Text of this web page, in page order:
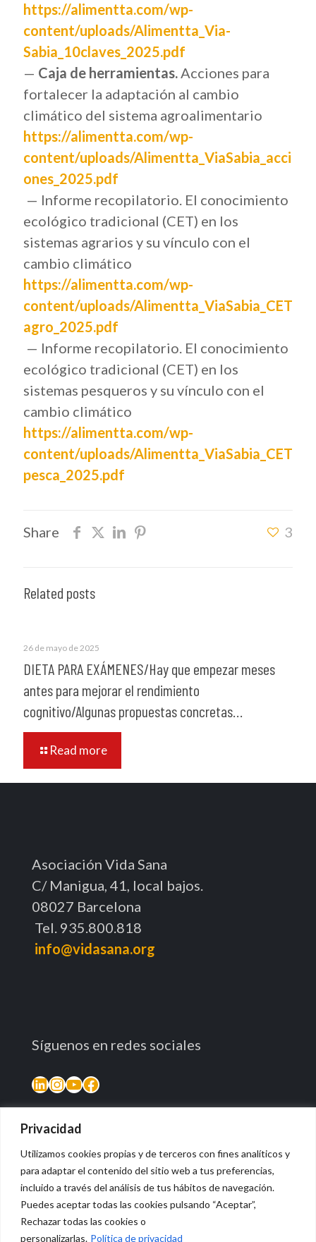
Privacidad
Utilizamos cookies propias y de terceros con fines analíticos y
para adaptar el contenido del sitio web a tus preferencias,
incluido a través del análisis de tus hábitos de navegación.
Puedes aceptar todas las cookies pulsando “Aceptar”,
Rechazar todas las cookies o
personalizarlas. Política de privacidad
https://alimentta.com/wp-
content/uploads/Alimentta_Via-
Sabia_10claves_2025.pdf
— Caja de herramientas.Acciones para
fortalecer la adaptación al cambio
climático del sistema agroalimentario
https://alimentta.com/wp-
content/uploads/Alimentta_ViaSabia_acci
ones_2025.pdf
— Informe recopilatorio. El conocimiento
ecológico tradicional (CET) en los
sistemas agrarios y su vínculo con el
cambio climático
https://alimentta.com/wp-
content/uploads/Alimentta_ViaSabia_CET
agro_2025.pdf
— Informe recopilatorio. El conocimiento
ecológico tradicional (CET) en los
sistemas pesqueros y su vínculo con el
cambio climático
https://alimentta.com/wp-
content/uploads/Alimentta_ViaSabia_CET
pesca_2025.pdf
Share 3
Related posts
26 de mayo de 2025
DIETA PARA EXÁMENES/Hay que empezar meses
antes para mejorar el rendimiento
cognitivo/Algunas propuestas concretas…
Read more
Asociación Vida Sana
C/ Manigua, 41, local bajos.
08027 Barcelona
Tel. 935.800.818
info@vidasana.org
Síguenos en redes sociales
LinkedIn
Instagram
YouTube
Facebook
© 2026 Vidasana | All Rights Reserved